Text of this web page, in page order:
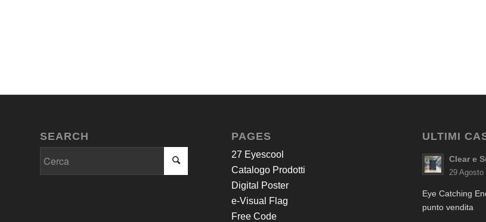
SEARCH PAGES
27 Eyescool
Catalogo Prodotti
Digital Poster
e-Visual Flag
Free Code
ULTIMI
Clear e
29 Agosto
Eye Catching
punto vendita